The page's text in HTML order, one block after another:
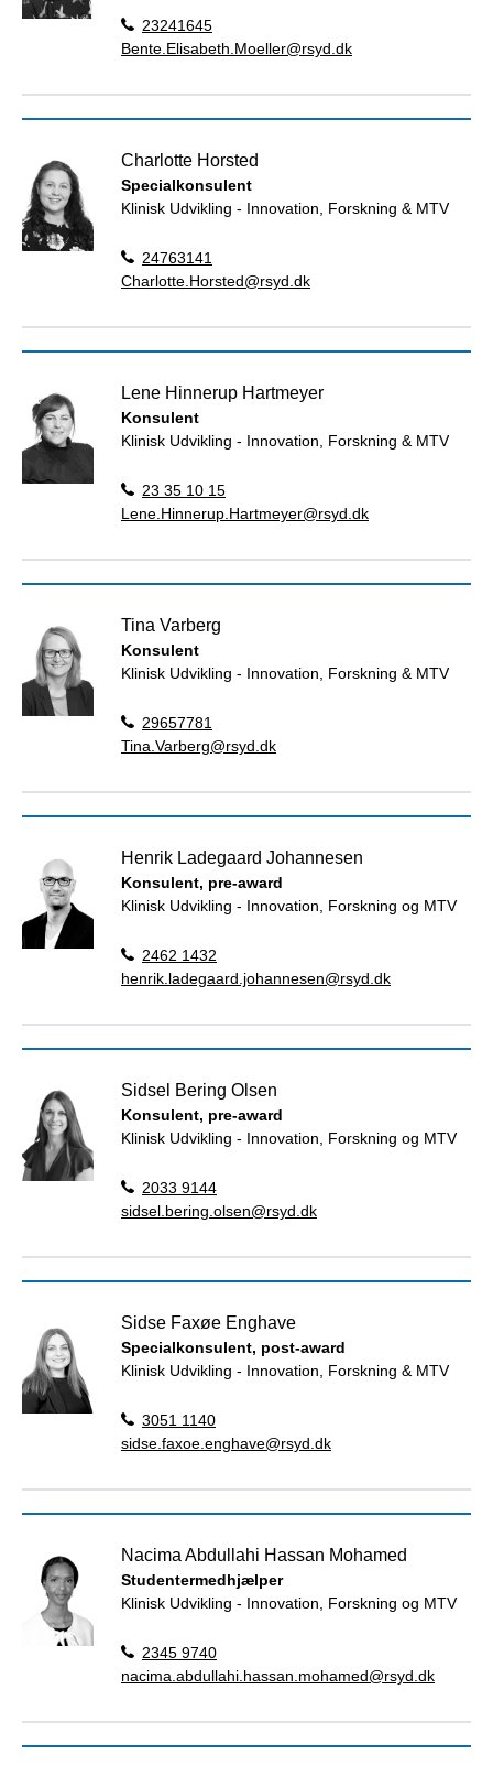
23241645
Bente.Elisabeth.Moeller@rsyd.dk
Charlotte Horsted
Specialkonsulent
Klinisk Udvikling - Innovation, Forskning & MTV
24763141
Charlotte.Horsted@rsyd.dk
Lene Hinnerup Hartmeyer
Konsulent
Klinisk Udvikling - Innovation, Forskning & MTV
23 35 10 15
Lene.Hinnerup.Hartmeyer@rsyd.dk
Tina Varberg
Konsulent
Klinisk Udvikling - Innovation, Forskning & MTV
29657781
Tina.Varberg@rsyd.dk
Henrik Ladegaard Johannesen
Konsulent, pre-award
Klinisk Udvikling - Innovation, Forskning og MTV
2462 1432
henrik.ladegaard.johannesen@rsyd.dk
Sidsel Bering Olsen
Konsulent, pre-award
Klinisk Udvikling - Innovation, Forskning og MTV
2033 9144
sidsel.bering.olsen@rsyd.dk
Sidse Faxøe Enghave
Specialkonsulent, post-award
Klinisk Udvikling - Innovation, Forskning & MTV
3051 1140
sidse.faxoe.enghave@rsyd.dk
Nacima Abdullahi Hassan Mohamed
Studentermedhjælper
Klinisk Udvikling - Innovation, Forskning og MTV
2345 9740
nacima.abdullahi.hassan.mohamed@rsyd.dk